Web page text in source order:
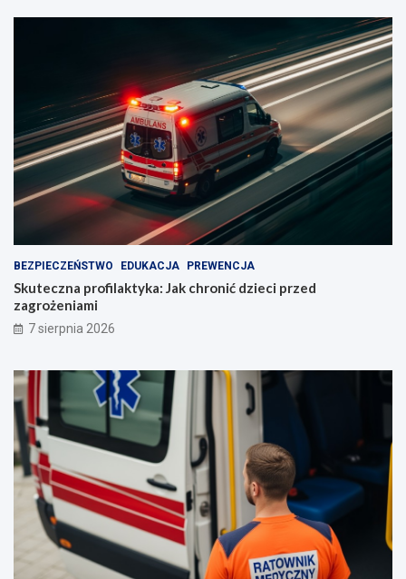
BEZPIECZEŃSTWO EDUKACJA PREWENCJA
Skuteczna profilaktyka: Jak chronić dzieci przed
zagrożeniami
7 sierpnia 2026